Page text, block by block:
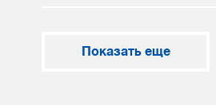
Показать еще